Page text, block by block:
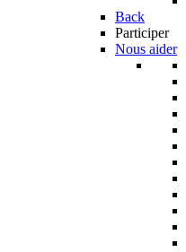
Back
Participer
Nous aider